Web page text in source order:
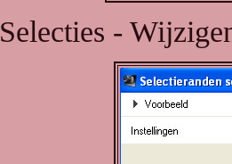
Selecties -